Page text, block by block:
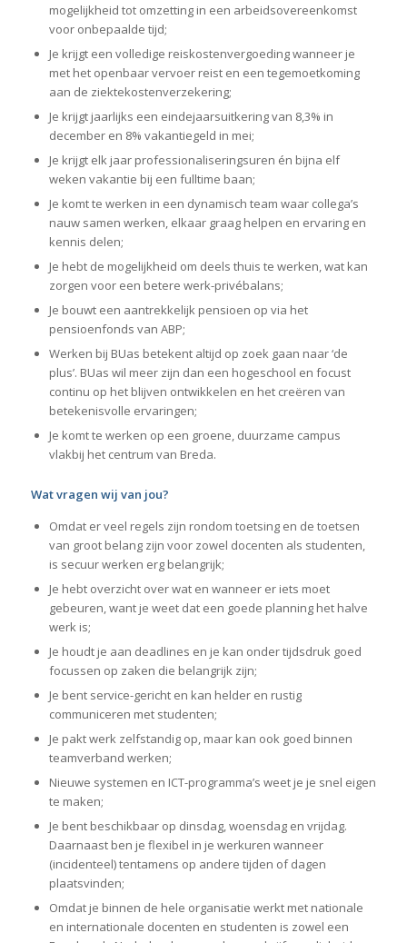
mogelijkheid tot omzetting in een arbeidsovereenkomst
voor onbepaalde tijd;
Je krijgt een volledige reiskostenvergoeding wanneer je
met het openbaar vervoer reist en een tegemoetkoming
aan de ziektekostenverzekering;
Je krijgt jaarlijks een eindejaarsuitkering van 8,3% in
december en 8% vakantiegeld in mei;
Je krijgt elk jaar professionaliseringsuren én bijna elf
weken vakantie bij een fulltime baan;
Je komt te werken in een dynamisch team waar collega’s
nauw samen werken, elkaar graag helpen en ervaring en
kennis delen;
Je hebt de mogelijkheid om deels thuis te werken, wat kan
zorgen voor een betere werk-privébalans;
Je bouwt een aantrekkelijk pensioen op via het
pensioenfonds van ABP;
Werken bij BUas betekent altijd op zoek gaan naar ‘de
plus’. BUas wil meer zijn dan een hogeschool en focust
continu op het blijven ontwikkelen en het creëren van
betekenisvolle ervaringen;
Je komt te werken op een groene, duurzame campus
vlakbij het centrum van Breda.
Wat vragen wij van jou?
Omdat er veel regels zijn rondom toetsing en de toetsen
van groot belang zijn voor zowel docenten als studenten,
is secuur werken erg belangrijk;
Je hebt overzicht over wat en wanneer er iets moet
gebeuren, want je weet dat een goede planning het halve
werk is;
Je houdt je aan deadlines en je kan onder tijdsdruk goed
focussen op zaken die belangrijk zijn;
Je bent service-gericht en kan helder en rustig
communiceren met studenten;
Je pakt werk zelfstandig op, maar kan ook goed binnen
teamverband werken;
Nieuwe systemen en ICT-programma’s weet je je snel eigen
te maken;
Je bent beschikbaar op dinsdag, woensdag en vrijdag.
Daarnaast ben je flexibel in je werkuren wanneer
(incidenteel) tentamens op andere tijden of dagen
plaatsvinden;
Omdat je binnen de hele organisatie werkt met nationale
en internationale docenten en studenten is zowel een